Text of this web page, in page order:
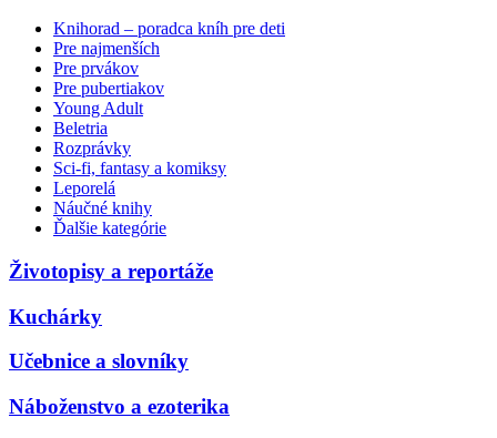
Knihorad – poradca kníh pre deti
Pre najmenších
Pre prvákov
Pre pubertiakov
Young Adult
Beletria
Rozprávky
Sci-fi, fantasy a komiksy
Leporelá
Náučné knihy
Ďalšie kategórie
Životopisy a reportáže
Kuchárky
Učebnice a slovníky
Náboženstvo a ezoterika